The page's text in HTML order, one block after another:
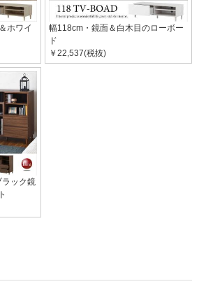
ホワイ
幅118cm・鏡面＆白木目のローボー
ド
￥22,537(税抜)
ック鏡